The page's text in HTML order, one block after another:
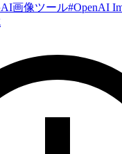
画像ツール#OpenAI